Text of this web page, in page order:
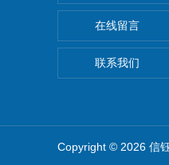
在线留言
联系我们
Copyright © 2026 信